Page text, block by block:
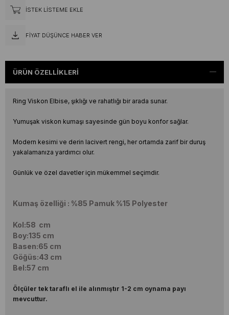
İSTEK LISTEME EKLE
FIYAT DÜŞÜNCE HABER VER
ÜRÜN ÖZELLIKLERI
Ring Viskon Elbise, şıklığı ve rahatlığı bir arada sunar.
Yumuşak viskon kumaşı sayesinde gün boyu konfor sağlar.
Modern kesimi ve derin lacivert rengi, her ortamda zarif bir duruş
yakalamanıza yardımcı olur.
Günlük ve özel davetler için mükemmel seçimdir.
Kumaş özelliği : %85 Pamuk %15 Polyester
Kol:58 cm
Boy:135 cm
Basen:65 cm
Göğüs:43 cm
Bel:57 cm
Ölçüler tek taraflı el ile alınmıştır 1-2 cm oynama payı
mevcuttur.